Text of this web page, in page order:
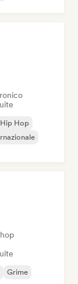
Hop
Grime